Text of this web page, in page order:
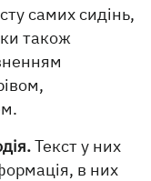
самих сидінь,
також
Текст у них
в них